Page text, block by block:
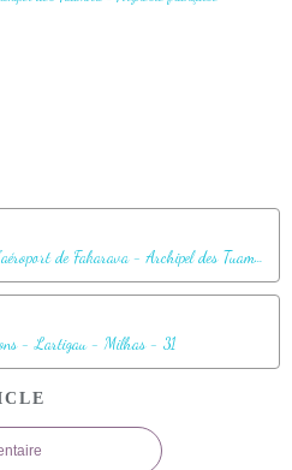
Panneaux de présentation de l'atoll à l'aéroport de Fakarava - Archipel des Tuamotu - Polynésie française
- Lartigau - Milhas - 31